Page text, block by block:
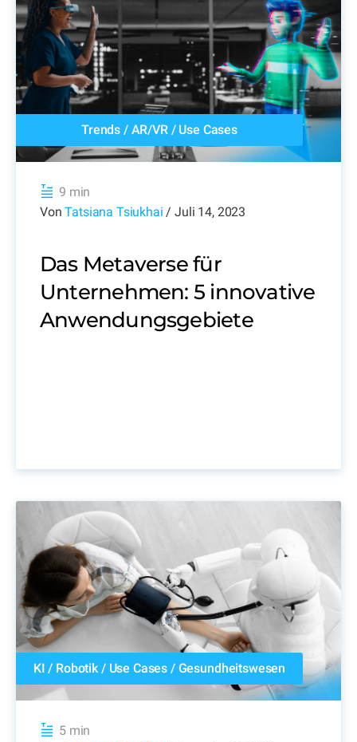
Trends / AR/VR/ Use Cases
9 min
VonTatsiana Tsiukhai / Juli 14, 2023
Das Metaverse für
Unternehmen: 5 innovative
Anwendungsgebiete
KI / Robotik/ Use Cases / Gesundheitswesen
5 min